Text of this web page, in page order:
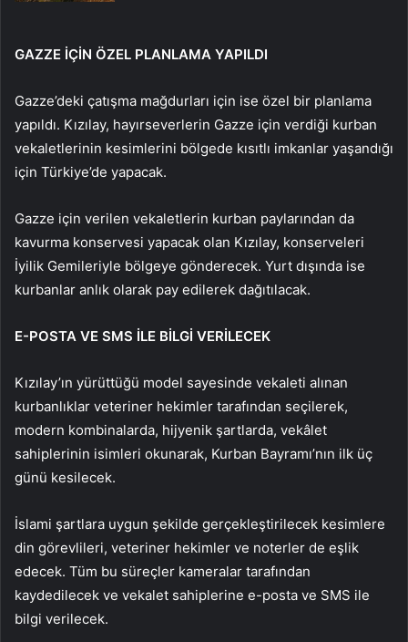
GAZZE İÇİN ÖZEL PLANLAMA YAPILDI
Gazze’deki çatışma mağdurları için ise özel bir planlama
yapıldı. Kızılay, hayırseverlerin Gazze için verdiği kurban
vekaletlerinin kesimlerini bölgede kısıtlı imkanlar yaşandığı
için Türkiye’de yapacak.
Gazze için verilen vekaletlerin kurban paylarından da
kavurma konservesi yapacak olan Kızılay, konserveleri
İyilik Gemileriyle bölgeye gönderecek. Yurt dışında ise
kurbanlar anlık olarak pay edilerek dağıtılacak.
E-POSTA VE SMS İLE BİLGİ VERİLECEK
Kızılay’ın yürüttüğü model sayesinde vekaleti alınan
kurbanlıklar veteriner hekimler tarafından seçilerek,
modern kombinalarda, hijyenik şartlarda, vekâlet
sahiplerinin isimleri okunarak, Kurban Bayramı’nın ilk üç
günü kesilecek.
İslami şartlara uygun şekilde gerçekleştirilecek kesimlere
din görevlileri, veteriner hekimler ve noterler de eşlik
edecek. Tüm bu süreçler kameralar tarafından
kaydedilecek ve vekalet sahiplerine e-posta ve SMS ile
bilgi verilecek.